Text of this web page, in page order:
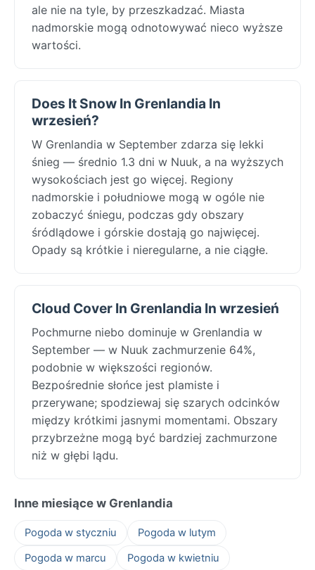
ale nie na tyle, by przeszkadzać. Miasta
nadmorskie mogą odnotowywać nieco wyższe
wartości.
Does It Snow In Grenlandia In
wrzesień?
W Grenlandia w September zdarza się lekki
śnieg — średnio 1.3 dni w Nuuk, a na wyższych
wysokościach jest go więcej. Regiony
nadmorskie i południowe mogą w ogóle nie
zobaczyć śniegu, podczas gdy obszary
śródlądowe i górskie dostają go najwięcej.
Opady są krótkie i nieregularne, a nie ciągłe.
Cloud Cover In Grenlandia In wrzesień
Pochmurne niebo dominuje w Grenlandia w
September — w Nuuk zachmurzenie 64%,
podobnie w większości regionów.
Bezpośrednie słońce jest plamiste i
przerywane; spodziewaj się szarych odcinków
między krótkimi jasnymi momentami. Obszary
przybrzeżne mogą być bardziej zachmurzone
niż w głębi lądu.
Inne miesiące w Grenlandia
Pogoda w styczniu
Pogoda w lutym
Pogoda w marcu
Pogoda w kwietniu